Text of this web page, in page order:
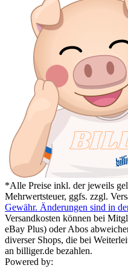
*Alle Preise inkl. der jeweils
Mehrwertsteuer, ggfs. zzgl.
Gewähr. Änderungen sind in
Versandkosten können bei
eBay Plus) oder Abos
diverser Shops, die bei
an billiger.de bezahlen.
Powered by: